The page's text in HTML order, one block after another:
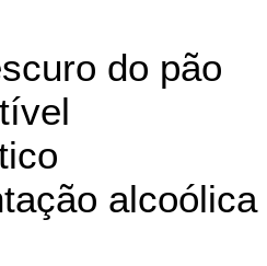
do pão
alcoólica